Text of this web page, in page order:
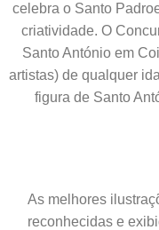
celebra o Santo
criatividade. O
Santo António em
artistas) de qualquer
figura de Santo
As melhores
reconhecidas e